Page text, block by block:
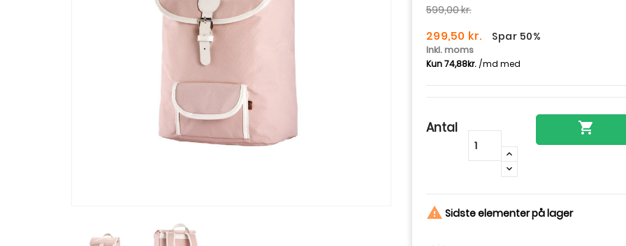
599,00 kr.
299,50 kr. Spar 50%
Inkl. moms
Antal 
 Sidste elementer på lager